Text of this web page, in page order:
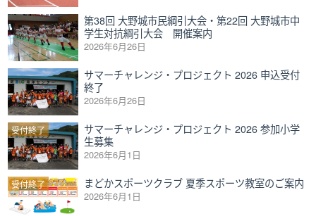
第38回 大野城市民綱引大会・第22回 大野城市中
学生対抗綱引大会 開催案内
2026年6月26日
サマーチャレンジ・プロジェクト 2026 申込受付
終了
2026年6月26日
受付終了
サマーチャレンジ・プロジェクト 2026 参加小学
生募集
2026年6月1日
受付終了 まどかスポーツクラブ 夏季スポーツ教室のご案内
2026年6月1日